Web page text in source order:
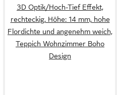
3D Optik/Hoch-Tief Effekt,
rechteckig, Höhe: 14 mm, hohe
Flordichte und angenehm weich,
Teppich Wohnzimmer Boho
Design